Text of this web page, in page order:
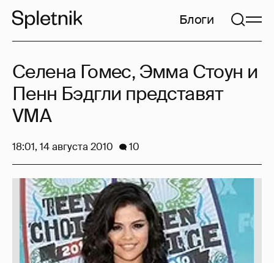
Блоги
Селена Гомес, Эмма Стоун и
Пенн Бэдгли представят
VMA
18:01, 14 августа 2010 10